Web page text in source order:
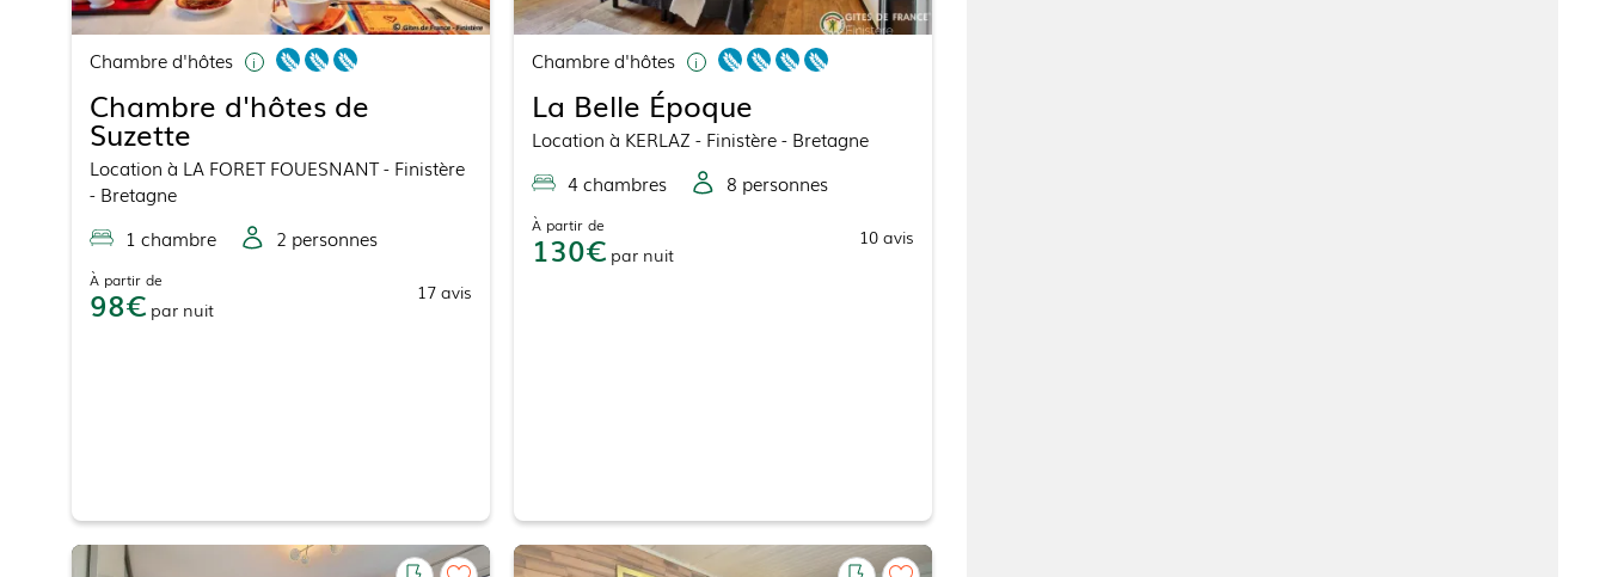
Chambre d'hôtes
Chambre d'hôtes de
Suzette
Location à LA FORET FOUESNANT- Finistère
- Bretagne
1 chambre 2 personnes
À partir de
98 par nuit
17avis
Chambre d'hôtes
La Belle Époque
Location à KERLAZ - Finistère - Bretagne
4chambres 8 personnes
À partir de
130 par nuit
10avis